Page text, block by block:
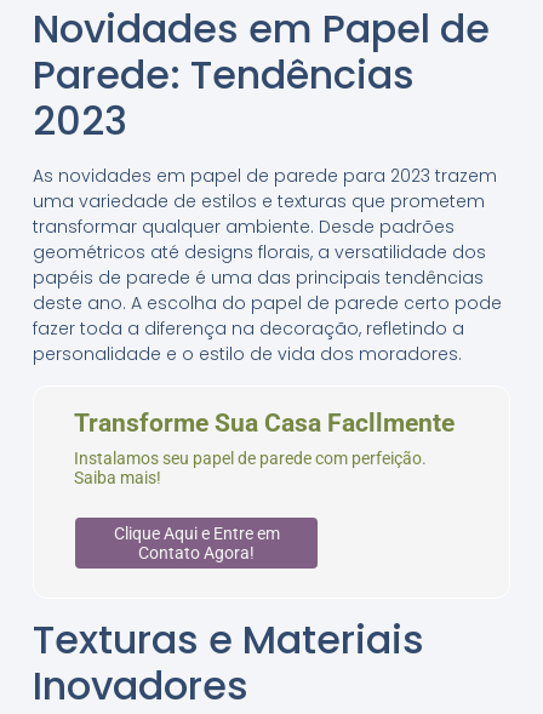
Novidades em Papel de
Parede: Tendências
2023
As novidades em papel de parede para 2023 trazem
uma variedade de estilos e texturas que prometem
transformar qualquer ambiente. Desde padrões
geométricos até designs florais, a versatilidade dos
papéis de parede é uma das principais tendências
deste ano. A escolha do papel de parede certo pode
fazer toda a diferença na decoração, refletindo a
personalidade e o estilo de vida dos moradores.
Transforme Sua Casa Facllmente
Instalamos seu papel de parede com perfeição.
Saiba mais!
Clique Aqui e Entre em
Contato Agora!
Texturas e Materiais
Inovadores